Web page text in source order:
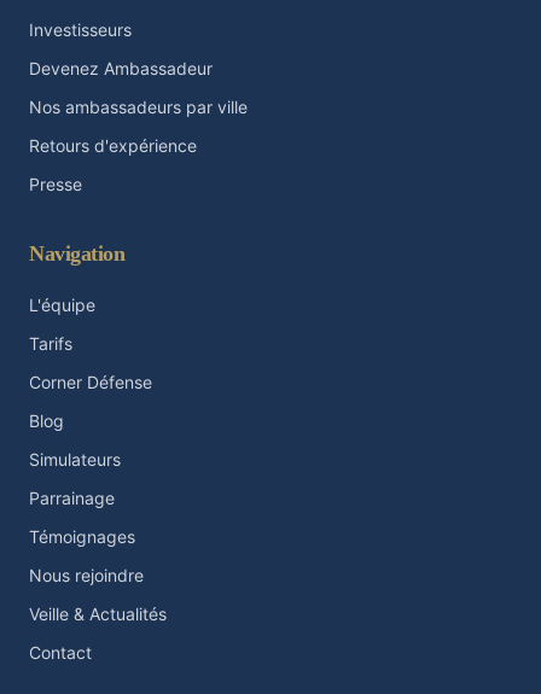
Investisseurs
Devenez Ambassadeur
Nos ambassadeurs par ville
Retours d'expérience
Presse
Navigation
L'équipe
Tarifs
Corner Défense
Blog
Simulateurs
Parrainage
Témoignages
Nous rejoindre
Veille & Actualités
Contact